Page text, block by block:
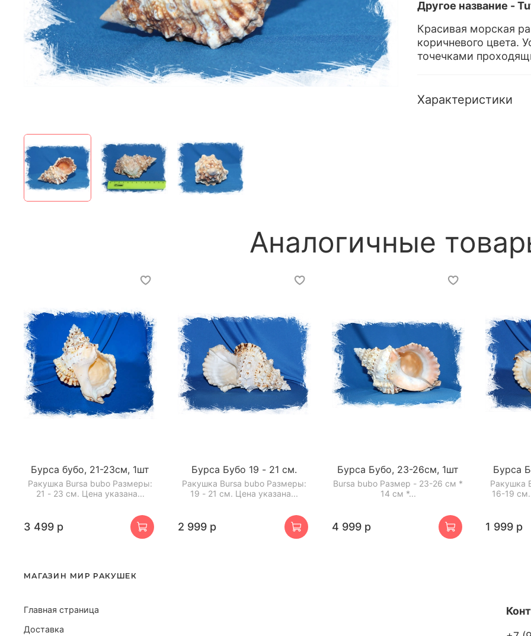
Другое название -
Красивая морская
коричневого цвета.
точечками
Характеристики
Аналогичные
Бурса бубо, 21-23см, 1шт
Ракушка Bursa bubo Размеры:
21 - 23 см. Цена указана...
3 499 р
Бурса Бубо 19 - 21 см.
Ракушка Bursa bubo Размеры:
19 - 21 см. Цена указана...
2 999 р
Бурса Бубо, 23-26см, 1шт
Bursa bubo Размер - 23-26 см *
14 см *...
4 999 р
Бурса
Ракушка
16-19
1 999 р
МАГАЗИН МИР РАКУШЕК
Главная страница
Доставка